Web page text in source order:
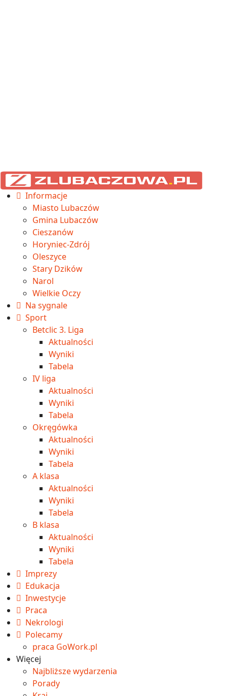
Informacje
Miasto Lubaczów
Gmina Lubaczów
Cieszanów
Horyniec-Zdrój
Oleszyce
Stary Dzików
Narol
Wielkie Oczy
Na sygnale
Sport
Betclic 3. Liga
Aktualności
Wyniki
Tabela
IV liga
Aktualności
Wyniki
Tabela
Okręgówka
Aktualności
Wyniki
Tabela
A klasa
Aktualności
Wyniki
Tabela
B klasa
Aktualności
Wyniki
Tabela
Imprezy
Edukacja
Inwestycje
Praca
Nekrologi
Polecamy
praca GoWork.pl
Więcej
Najbliższe wydarzenia
Porady